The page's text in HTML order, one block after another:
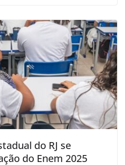
do RJ se
do Enem 2025